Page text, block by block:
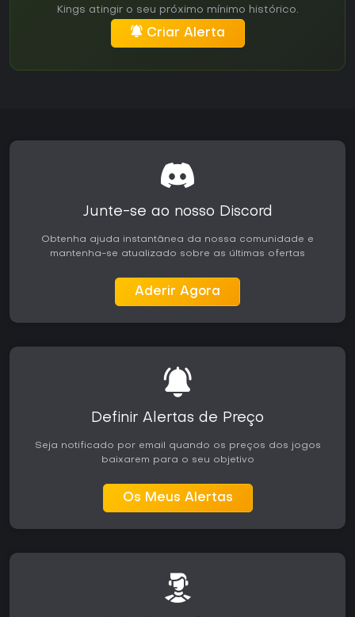
Kings atingir o seu próximo mínimo histórico.
Criar Alerta
Junte-se ao nosso Discord
Obtenha ajuda instantânea da nossa comunidade e
mantenha-se atualizado sobre as últimas ofertas
Aderir Agora
Definir Alertas de Preço
Seja notificado por email quando os preços dos jogos
baixarem para o seu objetivo
Os Meus Alertas